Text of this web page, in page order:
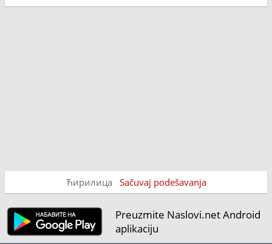
Ћирилица Sačuvaj podešavanja
Preuzmite Naslovi.net Android
aplikaciju